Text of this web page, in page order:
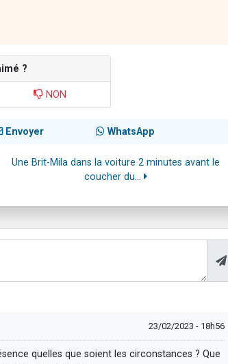
?
NON
Envoyer WhatsApp
Une Brit-Mila dans la voiture 2 minutes avant le
coucher du...
23/02/2023 - 18h56
quelles que soient les circonstances ? Que